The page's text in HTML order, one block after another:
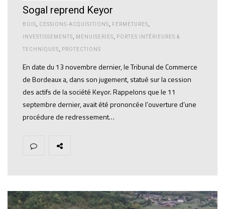
Sogal reprend Keyor
BOIS, CESSIONS-ACQUISITIONS, FERMETURES,
INVESTISSEMENTS, MENUISERIES, PORTES INTÉRIEURES &
TECHNIQUES, PROTECTIONS
En date du 13 novembre dernier, le Tribunal de Commerce
de Bordeaux a, dans son jugement, statué sur la cession
des actifs de la société Keyor. Rappelons que le 11
septembre dernier, avait été prononcée l’ouverture d’une
procédure de redressement…